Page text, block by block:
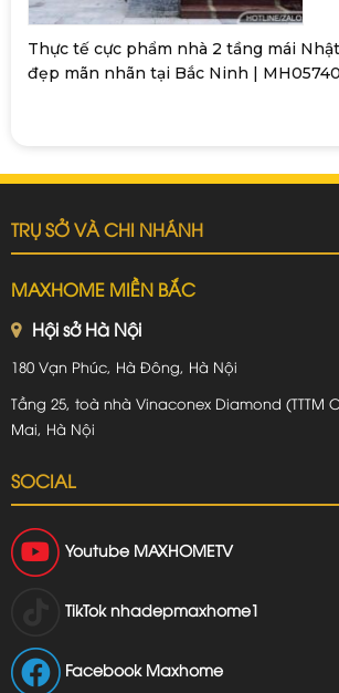
Thực tế cực phẩm nhà 2 tầng mái
đẹp mãn nhãn tại Bắc Ninh | MH05740
TRỤ SỞ VÀ CHI NHÁNH
MAXHOME MIỀN BẮC
Hội sở Hà Nội
180 Vạn Phúc, Hà Đông, Hà Nội
Tầng 25, toà nhà Vinaconex Diamond (TTTM
Mai, Hà Nội
SOCIAL
Youtube MAXHOMETV
TikTok nhadepmaxhome1
Facebook Maxhome